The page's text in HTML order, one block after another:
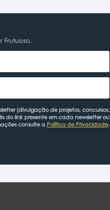
(divulgação de projetos, concursos,
do link presente em cada newsletter ou
consulte a Política de Privacidade.